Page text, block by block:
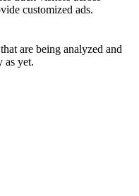
customized ads.
are being analyzed and
as yet.